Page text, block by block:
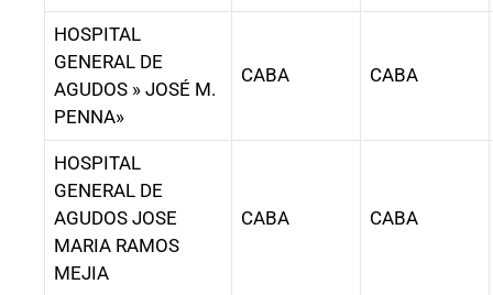
HOSPITAL
GENERAL DE
AGUDOS » JOSÉ M.
PENNA»
CABA CABA
HOSPITAL
GENERAL DE
AGUDOS JOSE
MARIA RAMOS
MEJIA
CABA CABA